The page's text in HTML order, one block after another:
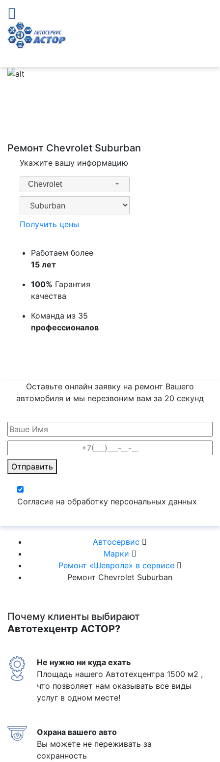
Ремонт Chevrolet Suburban
Укажите вашу информацию
Chevrolet
Получить цены
Работаем более
15 лет
100% Гарантия
качества
Команда из 35
профессионалов
Оставьте онлайн заявку на ремонт Вашего
автомобиля и мы перезвоним вам за 20 секунд
Отправить
Согласие на обработку персональных данных
Автосервис
Марки
Ремонт «Шевроле» в сервисе
Ремонт Chevrolet Suburban
Почему клиенты выбирают
Автотехцентр АСТОР?
Не нужно ни куда ехать
Площадь нашего Автотехцентра 1500 м2 ,
что позволяет нам оказывать все виды
услуг в одном месте!
Охрана вашего авто
Вы можете не переживать за
сохранность